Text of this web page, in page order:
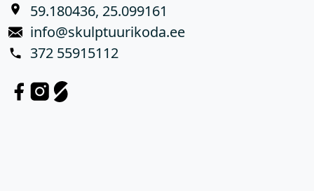
59.180436, 25.099161
info@skulptuurikoda.ee
372 55915112